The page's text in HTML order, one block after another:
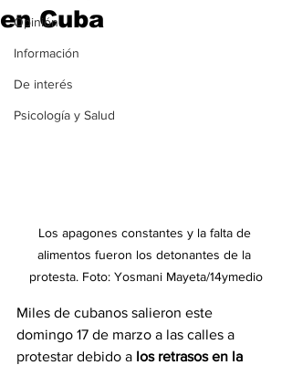
Opinión
Información
De interés
Psicología y Salud
en Cuba
Los apagones constantes y la falta de
alimentos fueron los detonantes de la
protesta. Foto: Yosmani Mayeta/14ymedio
Miles de cubanos salieron este
domingo 17 de marzo a las calles a
protestar debido a los retrasos en la